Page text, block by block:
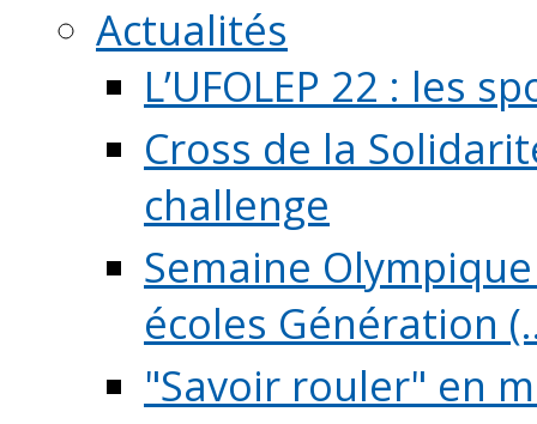
Actualités
L’UFOLEP 22 : les
Cross de la
challenge
Semaine
écoles Génération
"Savoir rouler" en